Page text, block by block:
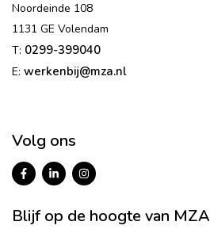
Noordeinde 108
1131 GE Volendam
T: 0299-399040
E: werkenbij@mza.nl
Volg ons
Blijf op de hoogte van MZA